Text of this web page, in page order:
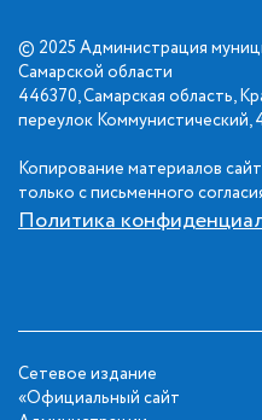
© 2025 Администрация
Самарской области
446370, Самарская область,
переулок Коммунистический,
Копирование материалов
только с письменного
Политика
Сетевое издание
«Официальный сайт